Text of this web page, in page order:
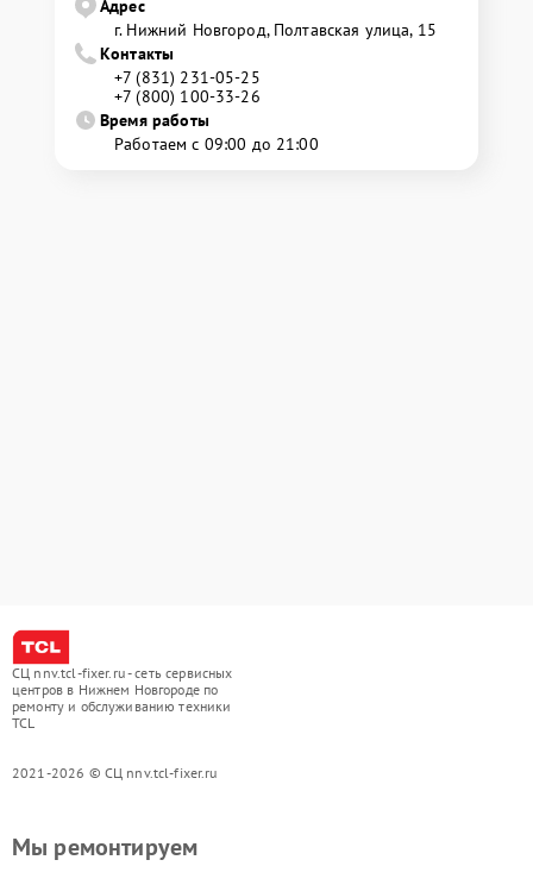
Адрес
г. Нижний Новгород, Полтавская улица, 15
Контакты
+7 (831) 231-05-25
+7 (800) 100-33-26
Время работы
Работаем с 09:00 до 21:00
СЦ nnv.tcl-fixer.ru - сеть сервисных
центров в Нижнем Новгороде по
ремонту и обслуживанию техники
TCL
2021-2026 © СЦ nnv.tcl-fixer.ru
Мы ремонтируем